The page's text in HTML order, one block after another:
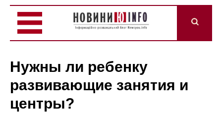
Нужны ли ребенку
развивающие занятия и
центры?